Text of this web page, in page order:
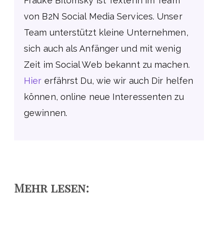
von B2N Social Media Services. Unser
Team unterstützt kleine Unternehmen,
sich auch als Anfänger und mit wenig
Zeit im Social Web bekannt zu machen.
Hier erfährst Du, wie wir auch Dir helfen
können, online neue Interessenten zu
gewinnen.
Mehr lesen: